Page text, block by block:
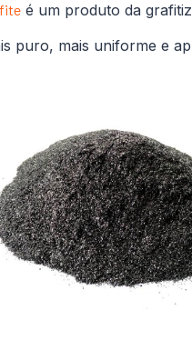
é um produto da
puro, mais uniforme e